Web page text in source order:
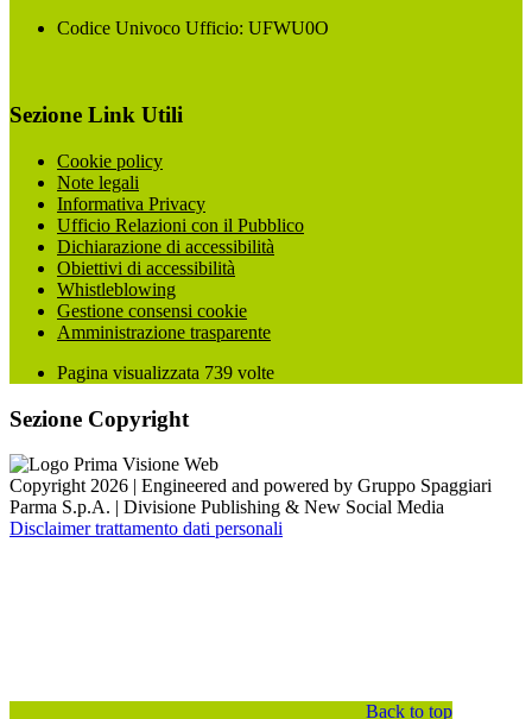
Codice Univoco Ufficio: UFWU0O
Sezione Link Utili
Cookie policy
Note legali
Informativa Privacy
Ufficio Relazioni con il Pubblico
Dichiarazione di accessibilità
Obiettivi di accessibilità
Whistleblowing
Gestione consensi cookie
Amministrazione trasparente
Pagina visualizzata 739 volte
Sezione Copyright
Copyright 2026 | Engineered and powered by Gruppo Spaggiari
Parma S.p.A. | Divisione Publishing & New Social Media
Disclaimer trattamento dati personali
Back to top